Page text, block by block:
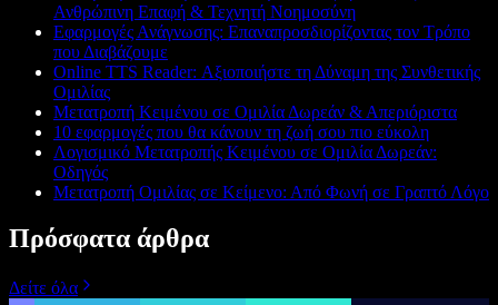
Ανθρώπινη Επαφή & Τεχνητή Νοημοσύνη
Εφαρμογές Ανάγνωσης: Επαναπροσδιορίζοντας τον Τρόπο
που Διαβάζουμε
Online TTS Reader: Αξιοποιήστε τη Δύναμη της Συνθετικής
Ομιλίας
Μετατροπή Κειμένου σε Ομιλία Δωρεάν & Απεριόριστα
10 εφαρμογές που θα κάνουν τη ζωή σου πιο εύκολη
Λογισμικό Μετατροπής Κειμένου σε Ομιλία Δωρεάν:
Οδηγός
Μετατροπή Ομιλίας σε Κείμενο: Από Φωνή σε Γραπτό Λόγο
Πρόσφατα άρθρα
Δείτε όλα